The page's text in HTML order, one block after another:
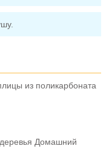
из поликарбоната
Домашний